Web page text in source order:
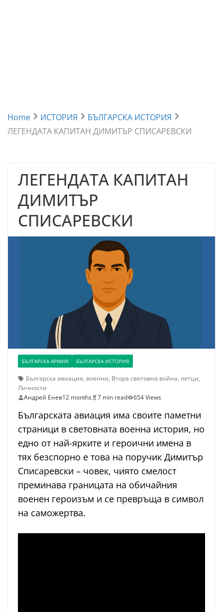
Home ИСТОРИЯ
БЪЛГАРСКА ИСТОРИЯ
ЛЕГЕНДАТА КАПИТАН ДИМИТЪР СПИСАРЕВСКИ
ЛЕГЕНДАТА КАПИТАН
ДИМИТЪР
СПИСАРЕВСКИ
БЪЛГАРСКА АРМИЯ БЪЛГАРСКА ИСТОРИЯ
Българска авиация, военни, Втора световна война, летци,
Личности
Андрей Енев12 months 7 min read 654 Views
Българската авиация има своите паметни
страници в световната военна история, но
едно от най-ярките и героични имена в
тях безспорно е това на поручик Димитър
Списаревски – човек, чиято смелост
преминава границата на обичайния
военен героизъм и се превръща в символ
на саможертва.